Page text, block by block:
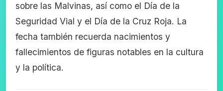
sobre las Malvinas, así como el Día de la
Seguridad Vial y el Día de la Cruz Roja. La
fecha también recuerda nacimientos y
fallecimientos de figuras notables en la cultura
y la política.